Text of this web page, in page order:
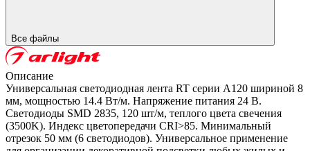
Все файлы
Описание
Универсальная светодиодная лента RT серии A120 шириной 8
мм, мощностью 14.4 Вт/м. Напряжение питания 24 В.
Светодиоды SMD 2835, 120 шт/м, теплого цвета свечения
(3500K). Индекс цветопередачи CRI>85. Минимальный
отрезок 50 мм (6 светодиодов). Универсальное применение